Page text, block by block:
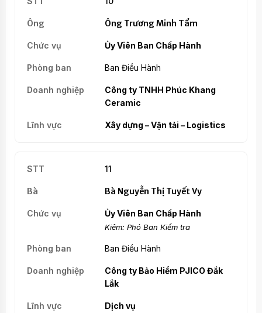
Ông Trương Minh Tẩm
Ủy Viên Ban Chấp Hành
Ban Điều Hành
Công ty TNHH Phúc Khang
Ceramic
Xây dựng – Vận tải – Logistics
11
Bà Nguyễn Thị Tuyết Vy
Ủy Viên Ban Chấp Hành
Kiêm: Phó Ban Kiểm tra
Ban Điều Hành
Công ty Bảo Hiểm PJICO Đắk
Lắk
Dịch vụ